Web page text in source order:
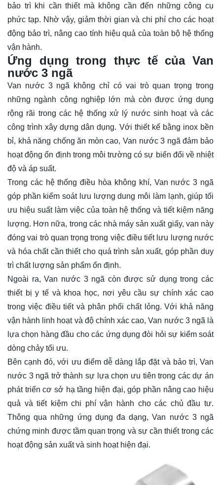
bảo trì khi cần thiết mà không cần đến những công cụ
phức tạp. Nhờ vậy, giảm thời gian và chi phí cho các hoạt
động bảo trì, nâng cao tính hiệu quả của toàn bộ hệ thống
vận hành.
Ứng dụng trong thực tế của Van
nước 3 ngã
Van nước 3 ngã không chỉ có vai trò quan trọng trong
những ngành công nghiệp lớn mà còn được ứng dụng
rộng rãi trong các hệ thống xử lý nước sinh hoạt và các
công trình xây dựng dân dụng. Với thiết kế bằng inox bền
bỉ, khả năng chống ăn mòn cao, Van nước 3 ngã đảm bảo
hoạt động ổn định trong môi trường có sự biến đổi về nhiệt
độ và áp suất.
Trong các hệ thống điều hòa không khí, Van nước 3 ngã
góp phần kiểm soát lưu lượng dung môi làm lạnh, giúp tối
ưu hiệu suất làm việc của toàn hệ thống và tiết kiệm năng
lượng. Hơn nữa, trong các nhà máy sản xuất giấy, van này
đóng vai trò quan trọng trong việc điều tiết lưu lượng nước
và hóa chất cần thiết cho quá trình sản xuất, góp phần duy
trì chất lượng sản phẩm ổn định.
Ngoài ra, Van nước 3 ngã còn được sử dụng trong các
thiết bị y tế và khoa học, nơi yêu cầu sự chính xác cao
trong việc điều tiết và phân phối chất lỏng. Với khả năng
vận hành linh hoạt và độ chính xác cao, Van nước 3 ngã là
lựa chọn hàng đầu cho các ứng dụng đòi hỏi sự kiểm soát
dòng chảy tối ưu.
Bên cạnh đó, với ưu điểm dễ dàng lắp đặt và bảo trì, Van
nước 3 ngã trở thành sự lựa chọn ưu tiên trong các dự án
phát triển cơ sở hạ tầng hiện đại, góp phần nâng cao hiệu
quả và tiết kiệm chi phí vận hành cho các chủ đầu tư.
Thông qua những ứng dụng đa dạng, Van nước 3 ngã
chứng minh được tầm quan trọng và sự cần thiết trong các
hoạt động sản xuất và sinh hoạt hiện đại.